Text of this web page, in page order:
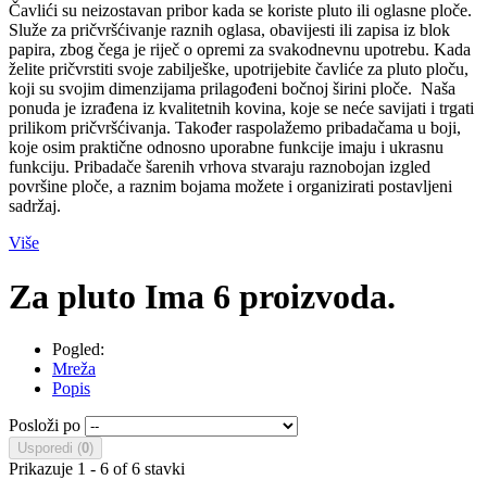
Čavlići su neizostavan pribor kada se koriste pluto ili oglasne ploče.
Služe za pričvršćivanje raznih oglasa, obavijesti ili zapisa iz blok
papira, zbog čega je riječ o opremi za svakodnevnu upotrebu. Kada
želite pričvrstiti svoje zabilješke, upotrijebite čavliće za pluto ploču,
koji su svojim dimenzijama prilagođeni bočnoj širini ploče. Naša
ponuda je izrađena iz kvalitetnih kovina, koje se neće savijati i trgati
prilikom pričvršćivanja. Također raspolažemo pribadačama u boji,
koje osim praktične odnosno uporabne funkcije imaju i ukrasnu
funkciju. Pribadače šarenih vrhova stvaraju raznobojan izgled
površine ploče, a raznim bojama možete i organizirati postavljeni
sadržaj.
Više
Za pluto Ima 6 proizvoda.
Pogled:
Mreža
Popis
Posloži po
Usporedi (0)
Prikazuje 1 - 6 of 6 stavki